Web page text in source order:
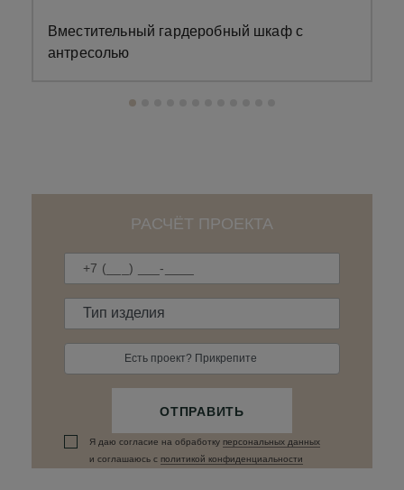
Вместительный гардеробный шкаф с
антресолью
РАСЧЁТ ПРОЕКТА
Есть проект? Прикрепите
ОТПРАВИТЬ
Я даю согласие на обработку персональных данныx
и соглашаюсь c политикой конфиденциальности